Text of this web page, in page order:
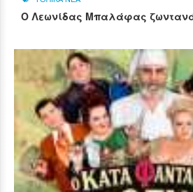
Ο Λεωνίδας Μπαλάφας ζωντανά